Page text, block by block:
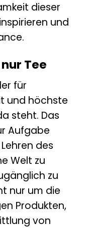
dieser
und
Tee
für
und höchste
steht. Das
Aufgabe
des
Welt zu
zu
nur um die
Produkten,
von